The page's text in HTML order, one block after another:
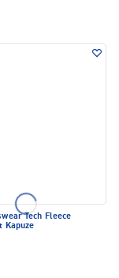
Tech Fleece
Kapuze